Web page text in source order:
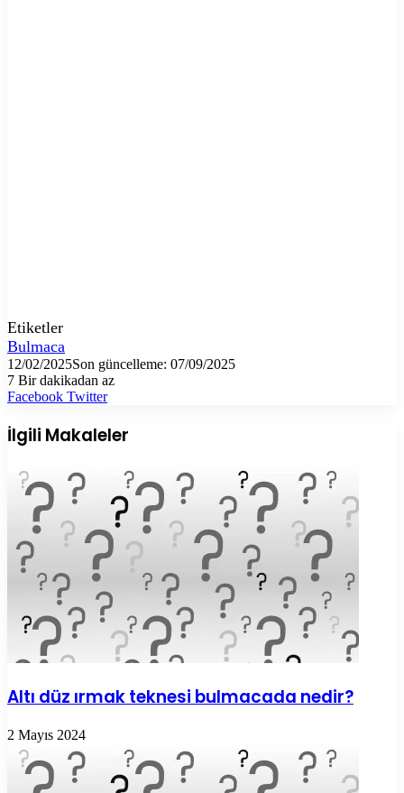
Etiketler
Bulmaca
12/02/2025Son güncelleme: 07/09/2025
7 Bir dakikadan az
Facebook TwitterLinkedIn
Tumblr
Pinterest
Reddit
VKontakte
E-
ile
paylaş
Yazdır
İlgili Makaleler
Altı düz ırmak teknesi bulmacada nedir?
2 Mayıs 2024